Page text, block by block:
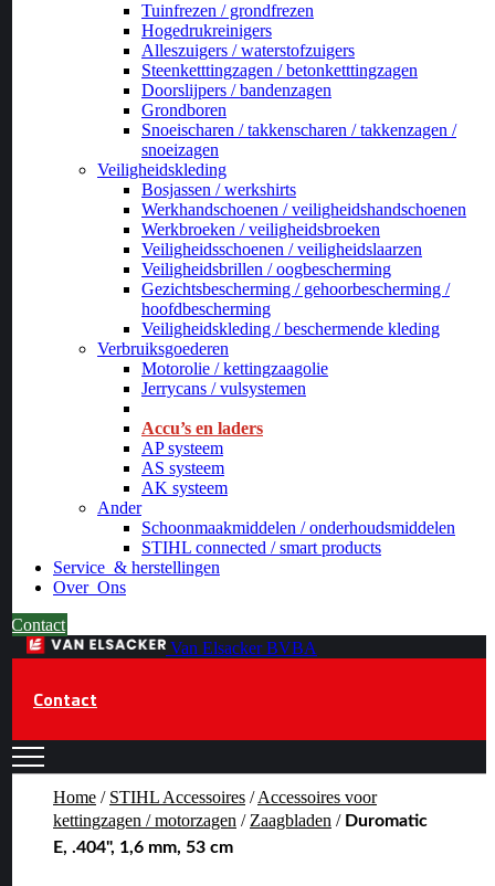
Tuinfrezen / grondfrezen
Hogedrukreinigers
Alleszuigers / waterstofzuigers
Steenketttingzagen / betonketttingzagen
Doorslijpers / bandenzagen
Grondboren
Snoeischaren / takkenscharen / takkenzagen /
snoeizagen
Veiligheidskleding
Bosjassen / werkshirts
Werkhandschoenen / veiligheidshandschoenen
Werkbroeken / veiligheidsbroeken
Veiligheidsschoenen / veiligheidslaarzen
Veiligheidsbrillen / oogbescherming
Gezichtsbescherming / gehoorbescherming /
hoofdbescherming
Veiligheidskleding / beschermende kleding
Verbruiksgoederen
Motorolie / kettingzaagolie
Jerrycans / vulsystemen
Accu’s en laders
AP systeem
AS systeem
AK systeem
Ander
Schoonmaakmiddelen / onderhoudsmiddelen
STIHL connected / smart products
Service & herstellingen
Over Ons
Contact
Van Elsacker BVBA
Contact
Home / STIHL Accessoires /Accessoires voor
kettingzagen / motorzagen / Zaagbladen / Duromatic
E, .404", 1,6 mm, 53 cm